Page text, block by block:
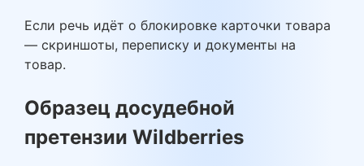
Если речь идёт о блокировке карточки товара
— скриншоты, переписку и документы на
товар.
Образец досудебной
претензии Wildberries